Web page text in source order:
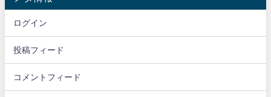
ログイン
投稿フィード
コメントフィード